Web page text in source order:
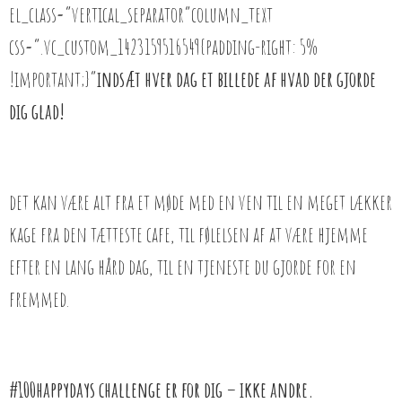
el_class=”vertical_separator”column_text
css=”.vc_custom_1423159516549{padding-right: 5%
!important;}”indsæt hver dag et billede af hvad der gjorde
dig glad!
det kan være alt fra et møde med en ven til en meget lækker
kage fra den tætteste cafe, til følelsen af at være hjemme
efter en lang hård dag, til en tjeneste du gjorde for en
fremmed.
#100happydays challenge er for dig – ikke andre.